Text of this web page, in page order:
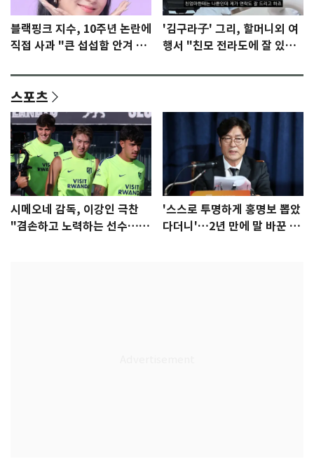
블랙핑크 지수, 10주년 논란에
직접 사과 "큰 섭섭함 안겨 미
'김구라子' 그리, 할머니외 여
행서 "친모 전라도에 잘 있
스포츠
시메오네 감독, 이강인 극찬
"겸손하고 노력하는 선수…좋
'스스로 투명하게 홍명보 뽑았
다더니'…2년 만에 말 바꾼 이